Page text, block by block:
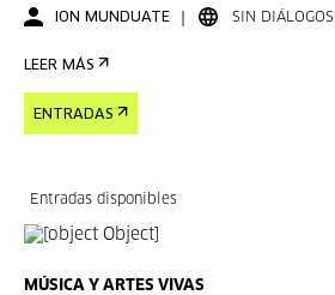
ION MUNDUATE SIN DIÁLOGOS
LEER MÁS
ENTRADAS
Entradas disponibles
MÚSICA Y ARTES VIVAS